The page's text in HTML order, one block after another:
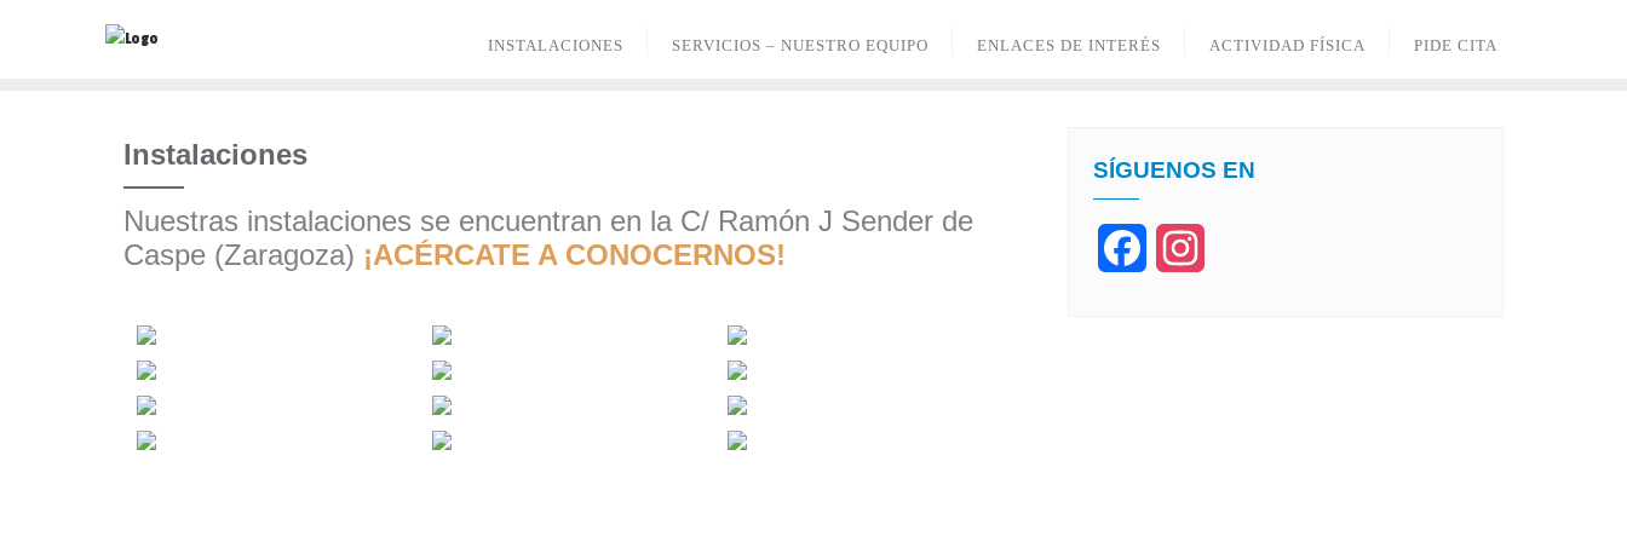
INSTALACIONES SERVICIOS – NUESTRO EQUIPO ENLACES DE INTERÉS ACTIVIDAD FÍSICA PIDE CITA
Instalaciones
Nuestras instalaciones se encuentran en la C/ Ramón J Sender de
Caspe (Zaragoza) ¡ACÉRCATE A CONOCERNOS!
SÍGUENOS EN
Facebook